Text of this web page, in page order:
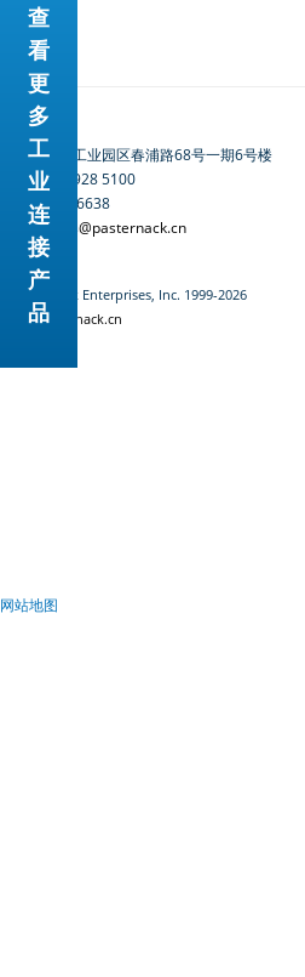
联系我们
地址：苏州工业园区春浦路68号一期6号楼
电话：400 928 5100
0512-6280 6638
电邮：sales@pasternack.cn
©Pasternack Enterprises, Inc. 1999-2026
www.pasternack.cn
网站地图
查
看
更
多
工
业
连
接
产
品